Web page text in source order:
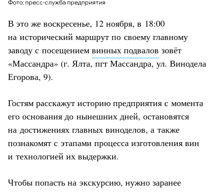
Фото: пресс-служба предприятия
В это же воскресенье, 12 ноября, в 18:00
на исторический маршрут по своему главному
заводу с посещением винных подвалов зовёт
«Массандра» (г. Ялта, пгт Массандра, ул. Винодела
Егорова, 9).
Гостям расскажут историю предприятия с момента
его основания до нынешних дней, остановятся
на достижениях главных виноделов, а также
познакомят с этапами процесса изготовления вин
и технологией их выдержки.
Чтобы попасть на экскурсию, нужно заранее